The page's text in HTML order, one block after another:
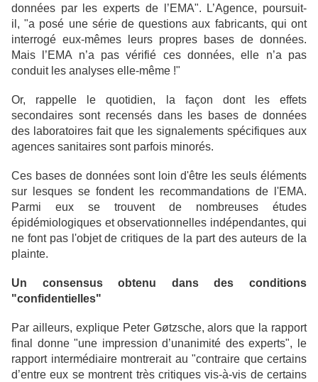
données par les experts de l’EMA". L’Agence, poursuit-
il, "a posé une série de questions aux fabricants, qui ont
interrogé eux-mêmes leurs propres bases de données.
Mais l’EMA n’a pas vérifié ces données, elle n’a pas
conduit les analyses elle-même !"
Or, rappelle le quotidien, la façon dont les effets
secondaires sont recensés dans les bases de données
des laboratoires fait que les signalements spécifiques aux
agences sanitaires sont parfois minorés.
Ces bases de données sont loin d'être les seuls éléments
sur lesques se fondent les recommandations de l'EMA.
Parmi eux se trouvent de nombreuses études
épidémiologiques et observationnelles indépendantes, qui
ne font pas l'objet de critiques de la part des auteurs de la
plainte.
Un consensus obtenu dans des conditions
"confidentielles"
Par ailleurs, explique Peter Gøtzsche, alors que la rapport
final donne "une impression d’unanimité des experts", le
rapport intermédiaire montrerait au "contraire que certains
d’entre eux se montrent très critiques vis-à-vis de certains